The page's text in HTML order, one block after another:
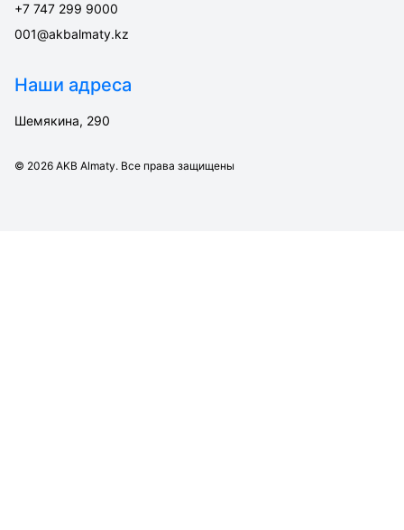
+7 747 299 9000
001@akbalmaty.kz
Наши адреса
Шемякина, 290
© 2026 AKB Almaty. Все права защищены